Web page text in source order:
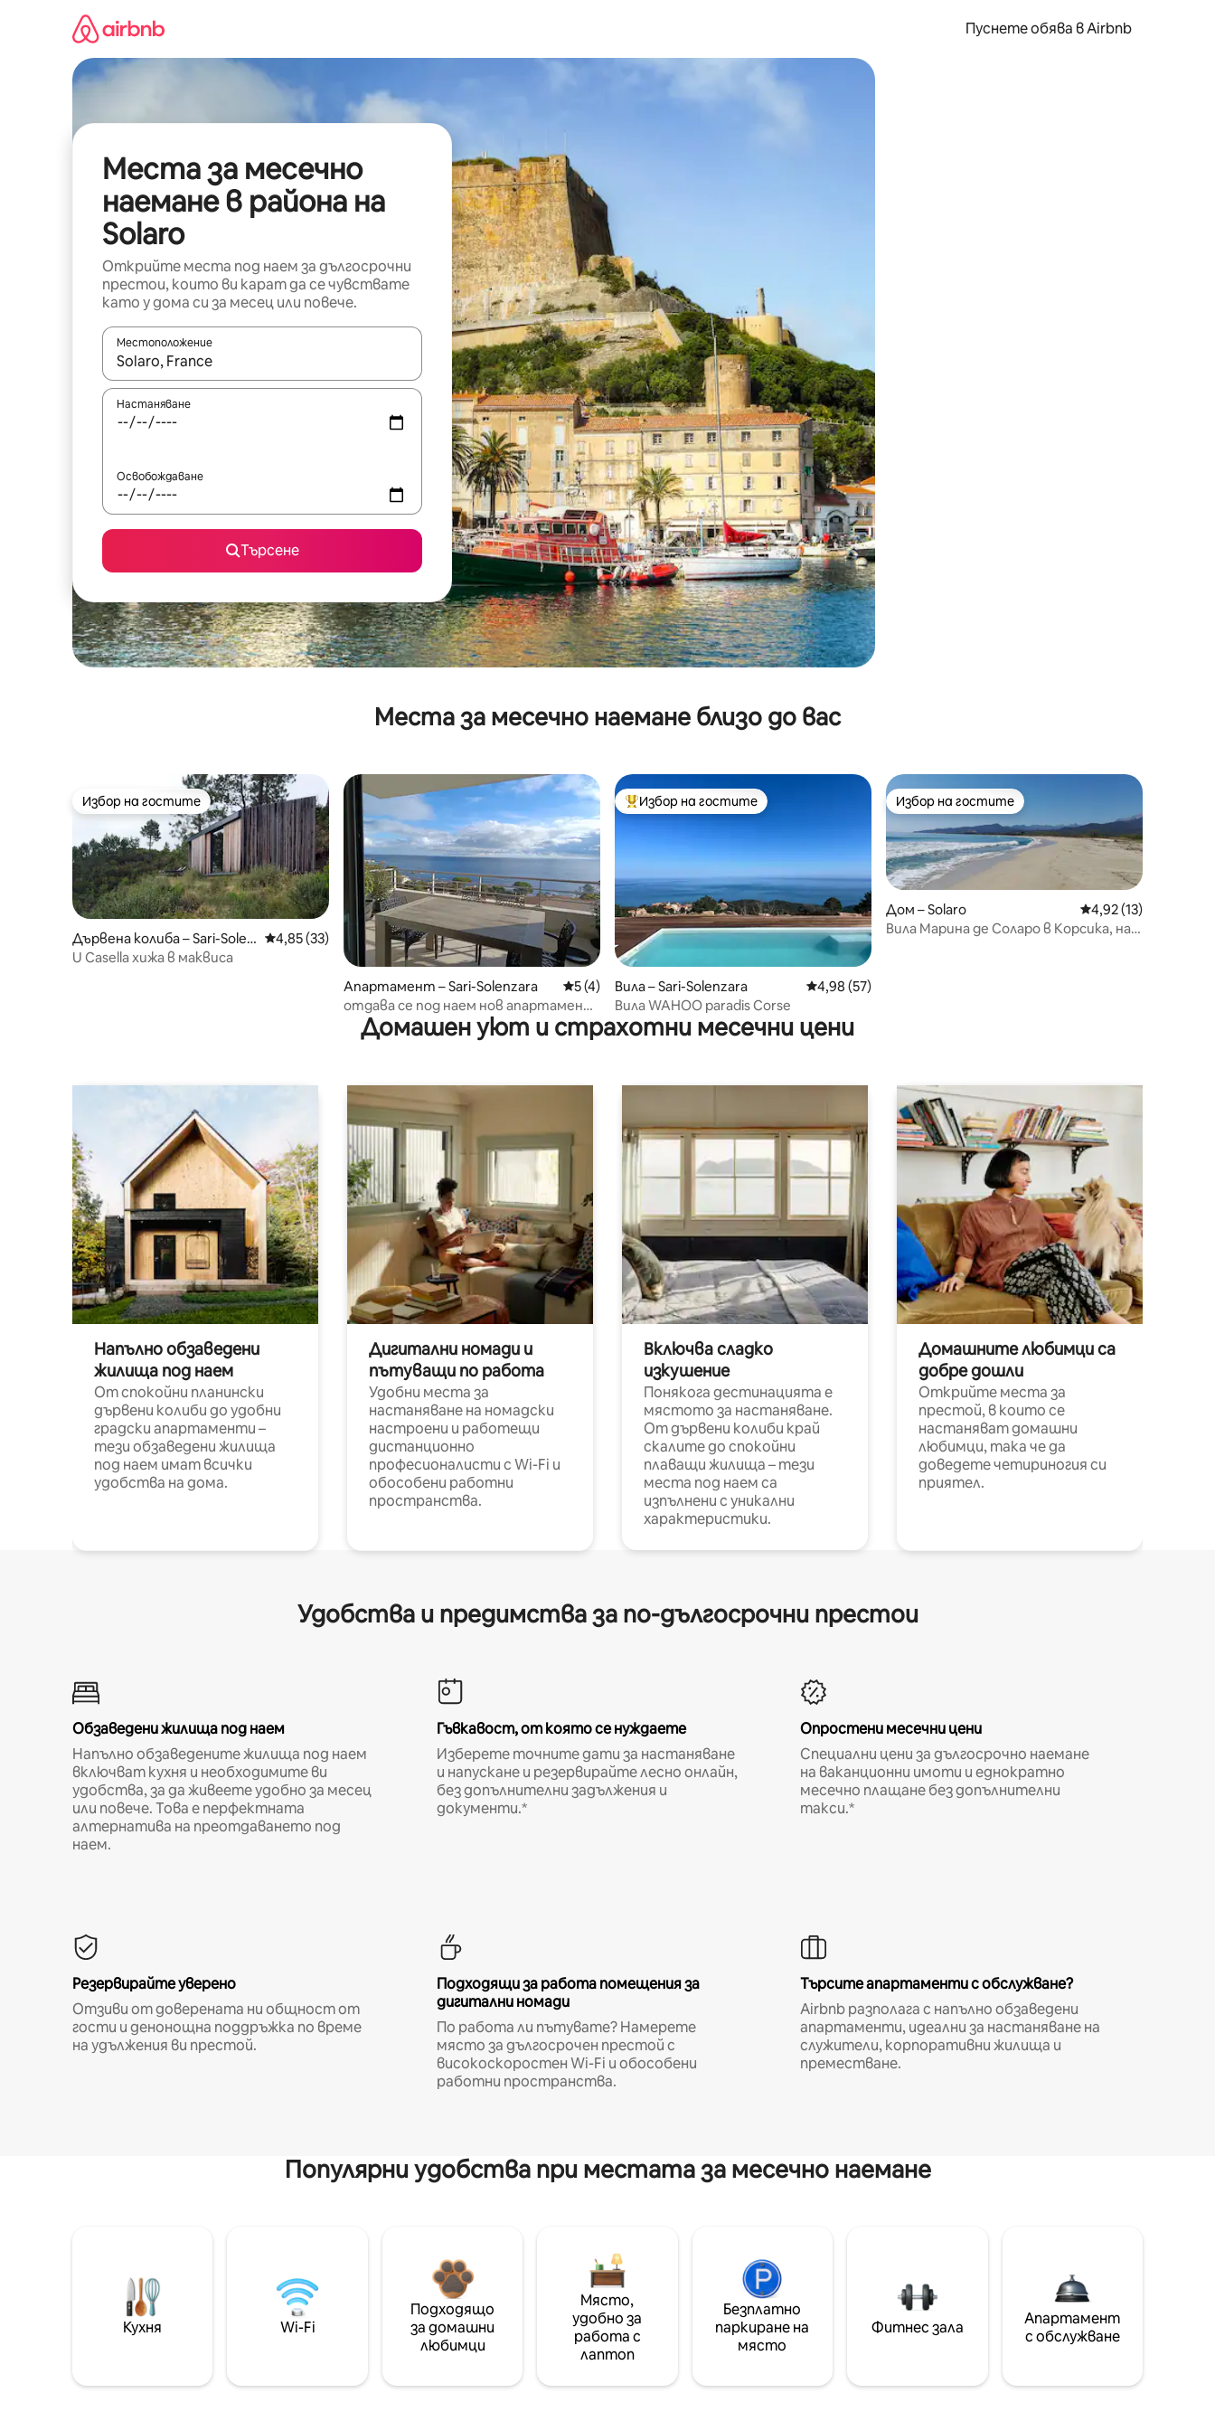
съдържанието
Пуснете обява в Airbnb
Места за месечно
наемане в района на
Solaro
Открийте места под наем за дългосрочни
престои, които ви карат да се чувствате
като у дома си за месец или повече.
Местоположение
Когато резултатите се покажат, използвайте клавишите със стрелки нагоре и надолу или навигирайте с докосване или плъзгане.
Настаняване
Освобождаване
Търсене
Места за месечно наемане близо до вас
Избор на гостите
Избор на гостите
Дървена колиба – Sari-Solen
zara
Средна оценка: 4,85 от 5, 33 отзива
4,85 (33)
U Casella хижа в маквиса
Апартамент – Sari-Solenzara
Средна оценка: 5 от 5, 4 отзива
5 (4)
отдава се под наем нов апартамент
в Солензара, 2-ри етаж с изглед към
морето.
Най-популярен избор на гостите
Избор на гостите
Вила – Sari-Solenzara Средна оценка: 4,98 от 5, 57 отзива
4,98 (57)
Вила WAHOO paradis Corse
Избор на гостите
Избор на гостите
Дом – Solaro Средна оценка:
4,92 (13)
Вила Марина де Соларо в Корсика, на 5
Домашен уют и страхотни месечни цени
Напълно обзаведени
жилища под наем
От спокойни планински
дървени колиби до удобни
градски апартаменти –
тези обзаведени жилища
под наем имат всички
удобства на дома.
Дигитални номади и
пътуващи по работа
Удобни места за
настаняване на номадски
настроени и работещи
дистанционно
професионалисти с Wi-Fi и
обособени работни
пространства.
Включва сладко
изкушение
Понякога дестинацията е
мястото за настаняване.
От дървени колиби край
скалите до спокойни
плаващи жилища – тези
места под наем са
изпълнени с уникални
характеристики.
Домашните любимци са
добре дошли
Открийте места за
престой, в които се
настаняват домашни
любимци, така че да
доведете четириногия си
приятел.
Удобства и предимства за по-дългосрочни престои
Обзаведени жилища под наем
Напълно обзаведените жилища под наем
включват кухня и необходимите ви
удобства, за да живеете удобно за месец
или повече. Това е перфектната
алтернатива на преотдаването под
наем.
Гъвкавост, от която се нуждаете
Изберете точните дати за настаняване
и напускане и резервирайте лесно онлайн,
без допълнителни задължения и
документи.*
Опростени месечни цени
Специални цени за дългосрочно наемане
на ваканционни имоти и еднократно
месечно плащане без допълнителни
такси.*
Резервирайте уверено
Отзиви от доверената ни общност от
гости и денонощна поддръжка по време
на удължения ви престой.
Подходящи за работа помещения за
дигитални номади
По работа ли пътувате? Намерете
място за дългосрочен престой с
високоскоростен Wi-Fi и обособени
работни пространства.
Търсите апартаменти с обслужване?
Airbnb разполага с напълно обзаведени
апартаменти, идеални за настаняване на
служители, корпоративни жилища и
преместване.
Популярни удобства при местата за месечно наемане
Кухня Wi-Fi
Подходящо
за домашни
любимци
Място,
удобно за
работа с
лаптоп
Безплатно
паркиране на
място
Фитнес зала
Апартамент
с обслужване